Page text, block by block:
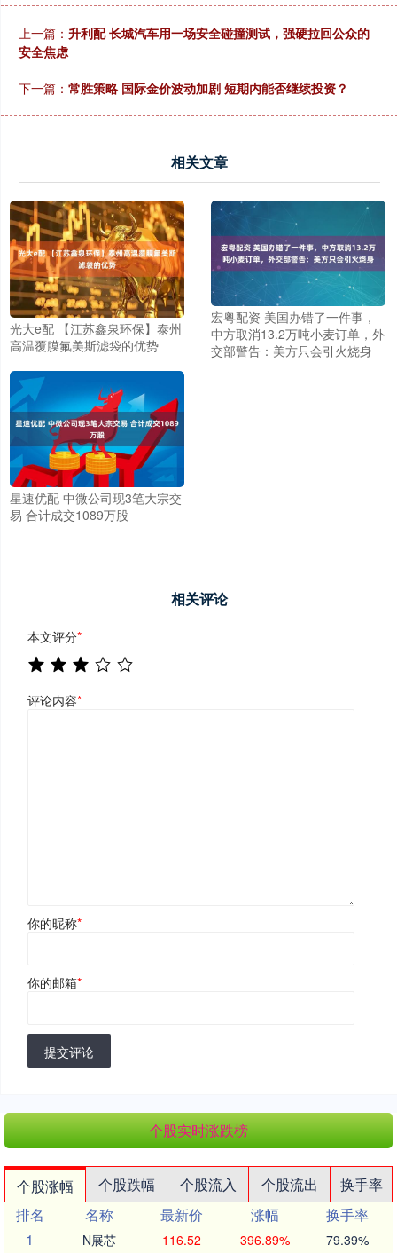
上一篇： 升利配 长城汽车用一场安全碰撞测试，强硬拉回公众的
安全焦虑
下一篇： 常胜策略 国际金价波动加剧 短期内能否继续投资？
相关文章
光大e配 【江苏鑫泉环保】泰州
高温覆膜氟美斯滤袋的优势
宏粤配资 美国办错了一件事，
中方取消13.2万吨小麦订单，外
交部警告：美方只会引火烧身
星速优配 中微公司现3笔大宗交
易 合计成交1089万股
相关评论
本文评分*
评论内容*
你的昵称*
你的邮箱*
提交评论
个股实时涨跌榜
个股涨幅 个股跌幅 个股流入 个股流出
换手率
排名
名称 最新价 涨幅
换手率
1
N展芯 116.52 396.89% 79.39%